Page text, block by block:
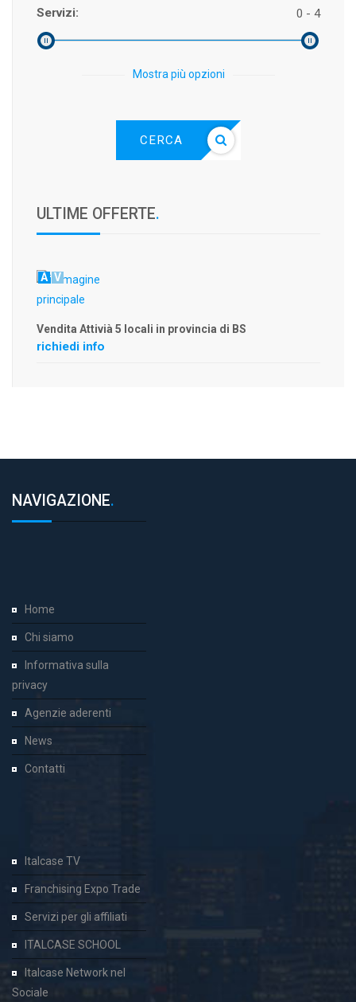
Servizi: 0 - 4
Mostra più opzioni
CERCA
ULTIME OFFERTE.
A V
Vendita Attivià 5 locali in provincia di BS
richiedi info
NAVIGAZIONE.
Home
Chi siamo
Informativa sulla
privacy
Agenzie aderenti
News
Contatti
Italcase TV
Franchising Expo Trade
Servizi per gli affiliati
ITALCASE SCHOOL
Italcase Network nel
Sociale